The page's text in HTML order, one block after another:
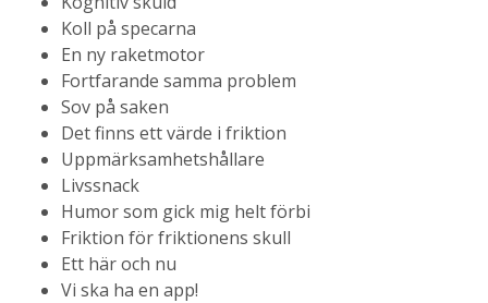
Koll på specarna
En ny raketmotor
Fortfarande samma problem
Sov på saken
Det finns ett värde i friktion
Uppmärksamhetshållare
Livssnack
Humor som gick mig helt förbi
Friktion för friktionens skull
Ett här och nu
Vi ska ha en app!